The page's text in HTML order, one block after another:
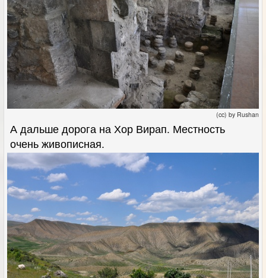
(cc) by Rushan
А дальше дорога на Хор Вирап. Местность
очень живописная.